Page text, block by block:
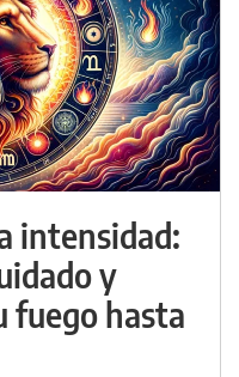
intensidad:
y
fuego hasta